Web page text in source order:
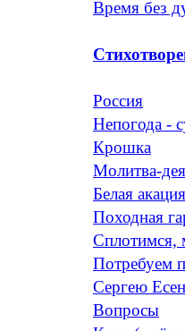
Время без
Россия
Непогода -
Крошка
Молитва-
Белая акация
Походная
Сплотимся,
Потребуем
Сергею
Вопросы